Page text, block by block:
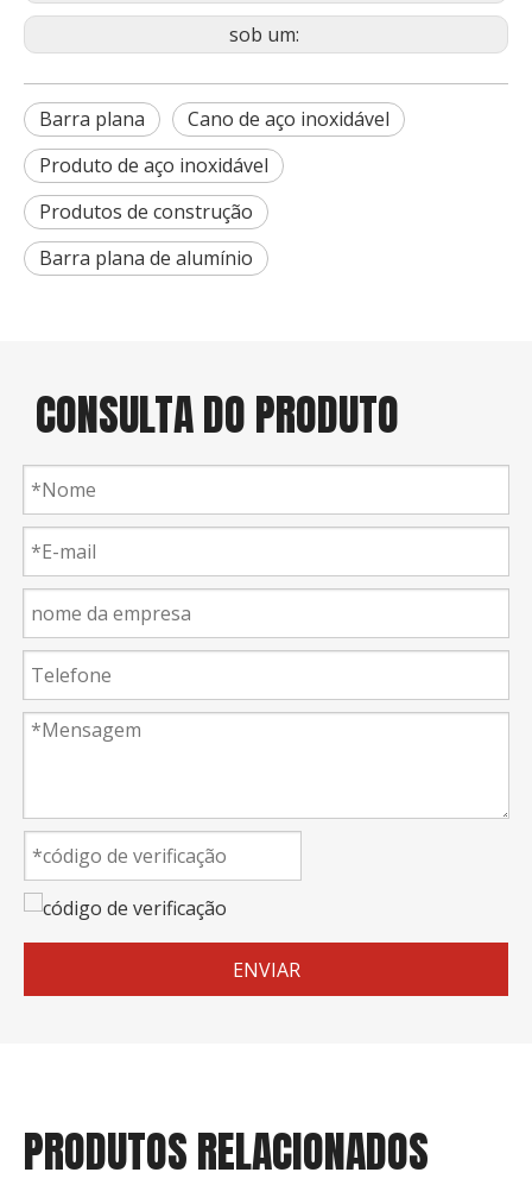
sob um:
Barra plana
Cano de aço inoxidável
Produto de aço inoxidável
Produtos de construção
Barra plana de alumínio
CONSULTA DO PRODUTO
ENVIAR
PRODUTOS RELACIONADOS